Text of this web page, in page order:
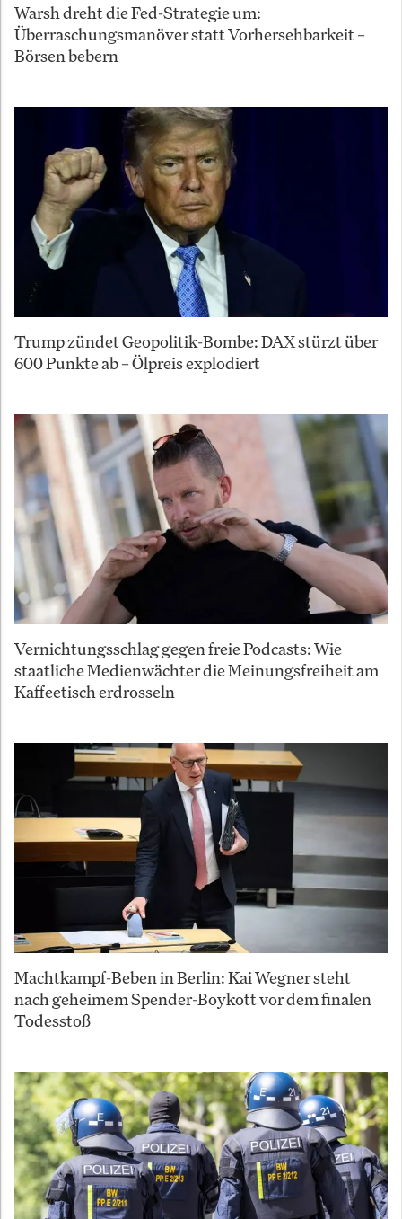
Warsh dreht die Fed-Strategie um:
Überraschungsmanöver statt Vorhersehbarkeit –
Börsen bebern
Trump zündet Geopolitik-Bombe: DAX stürzt über
600 Punkte ab – Ölpreis explodiert
Vernichtungsschlag gegen freie Podcasts: Wie
staatliche Medienwächter die Meinungsfreiheit am
Kaffeetisch erdrosseln
Machtkampf-Beben in Berlin: Kai Wegner steht
nach geheimem Spender-Boykott vor dem finalen
Todesstoß